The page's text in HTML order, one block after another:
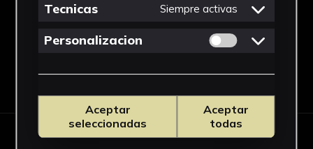
Descargar Ficha
Tecnicas Siempre activas
Personalizacion Permitir cookies
Aceptar
seleccionadas
Aceptar
todas